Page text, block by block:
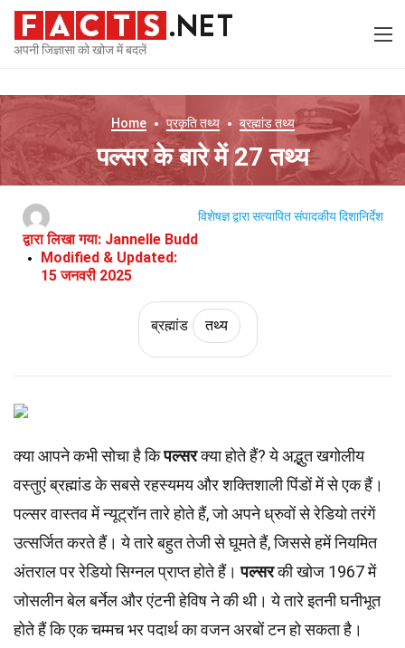
अपनी जिज्ञासा को खोज में बदलें
Home प्रकृतितथ्य ब्रह्मांडतथ्य
पल्सर के बारे में 27 तथ्य
द्वारा लिखा गया: Jannelle Budd
Modified & Updated:
15 जनवरी 2025
विशेषज्ञ द्वारा सत्यापित संपादकीय दिशानिर्देश
ब्रह्मांड तथ्य
क्या आपने कभी सोचा है किपल्सरक्या होते हैं? ये अद्भुत खगोलीय
वस्तुएं ब्रह्मांड के सबसे रहस्यमय और शक्तिशाली पिंडों में से एक हैं।
पल्सर वास्तव में न्यूट्रॉन तारे होते हैं, जो अपने ध्रुवों से रेडियो तरंगें
उत्सर्जित करते हैं। ये तारे बहुत तेजी से घूमते हैं, जिससे हमें नियमित
अंतराल पर रेडियो सिग्नल प्राप्त होते हैं।पल्सरकी खोज 1967 में
जोसलीन बेल बर्नेल और एंटनी हेविष ने की थी। ये तारे इतनी घनीभूत
होते हैं कि एक चम्मच भर पदार्थ का वजन अरबों टन हो सकता है।